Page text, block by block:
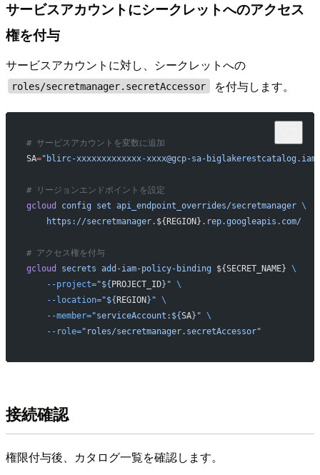
サービスアカウントにシークレットへのアクセス
権を付与
サービスアカウントに対し、シークレットへの
roles/secretmanager.secretAccessor を付与します。
# サービスアカウントを変数に追加
SA="blirc-xxxxxxxxxxxxx-xxxx@gcp-sa-
# リージョンエンドポイントを設定
gcloud
config set api_endpoint_overrides/secretmanager \
    https://secretmanager.
${REGION} .rep.googleapis.com/
# アクセス権を付与
gcloud
secrets add-iam-policy-binding ${SECRET_NAME} \
    --project=
"${PROJECT_ID}" \
    --location=
"${REGION}" \
    --member=
"serviceAccount:${SA}" \
    --role=
"roles/secretmanager.secretAccessor"
接続確認
権限付与後、カタログ一覧を確認します。